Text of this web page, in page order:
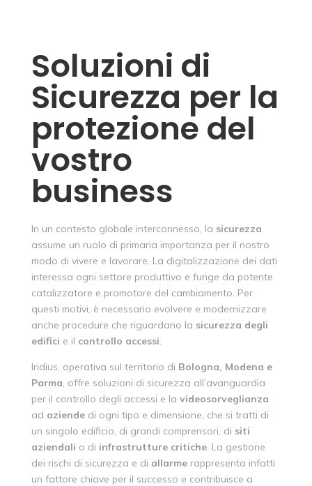
Soluzioni di
Sicurezza per la
protezione del
vostro
business
In un contesto globale interconnesso, la sicurezza
assume un ruolo di primaria importanza per il nostro
modo di vivere e lavorare. La digitalizzazione dei dati
interessa ogni settore produttivo e funge da potente
catalizzatore e promotore del cambiamento. Per
questi motivi, è necessario evolvere e modernizzare
anche procedure che riguardano la sicurezza degli
edifici e il controllo accessi.
Iridius, operativa sul territorio di Bologna, Modena e
Parma, offre soluzioni di sicurezza all’avanguardia
per il controllo degli accessi e la videosorveglianza
ad aziendedi ogni tipo e dimensione, che si tratti di
un singolo edificio, di grandi comprensori, di siti
aziendali o di infrastrutture critiche. La gestione
dei rischi di sicurezza e di allarmerappresenta infatti
un fattore chiave per il successo e contribuisce a